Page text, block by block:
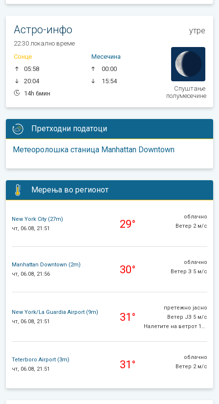
Астро-инфо утре
22:30 локално време
Сонце
05:58
20:04
14h 6мин
Месечина
00:00
15:54
Спуштање
полумесечине
Претходни податоци
Метеоролошка станица Manhattan Downtown
Мерења во регионот
New York City (27m)
чт, 06.08, 21:51
29°
облачно
Ветер 2 м/с
Manhattan Downtown (2m)
чт, 06.08, 21:56
30°
облачно
Ветер З 5 м/с
New York/La Guardia Airport (9m)
чт, 06.08, 21:51
31°
претежно јасно
Ветер ЈЗ 5 м/с
Teterboro Airport (3m)
чт, 06.08, 21:51
31°
облачно
Ветер 2 м/с